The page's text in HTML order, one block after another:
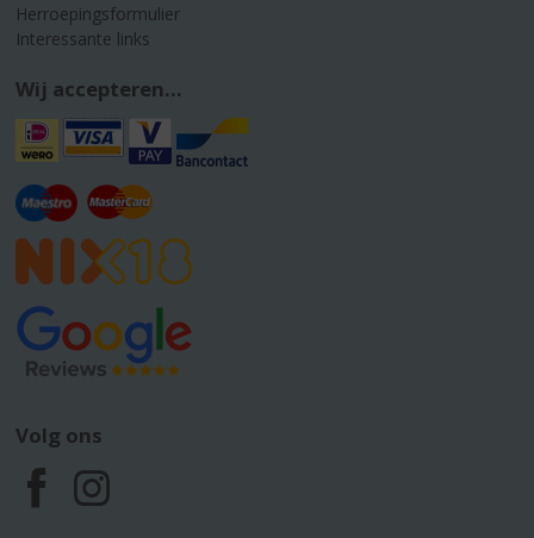
Herroepingsformulier
Interessante links
Wij accepteren...
Volg ons
F
I